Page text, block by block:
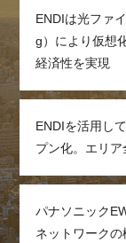
ENDIは光ファ
g）により仮想
経済性を実現
ENDIを活用し
プン化。エリ
パナソニック
ネットワーク